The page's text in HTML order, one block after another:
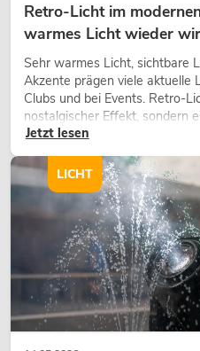
Retro-Licht im
warmes Licht wieder
Sehr warmes Licht, sichtbare
Akzente prägen viele aktuelle
Clubs und bei Events. Retro-
nostalgischer Effekt, sondern
Gestaltungsmittel: Es schafft
Charakter und kann
wirken lassen.
Jetzt lesen
LICHT